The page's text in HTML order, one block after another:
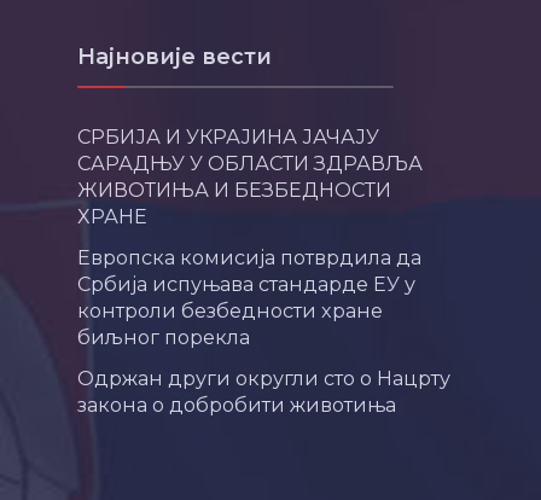
Најновије вести
СРБИЈА И УКРАЈИНА ЈАЧАЈУ
САРАДЊУ У ОБЛАСТИ ЗДРАВЉА
ЖИВОТИЊА И БЕЗБЕДНОСТИ
ХРАНЕ
Европска комисија потврдила да
Србија испуњава стандарде ЕУ у
контроли безбедности хране
биљног порекла
Одржан други округли сто о Нацрту
закона о добробити животиња